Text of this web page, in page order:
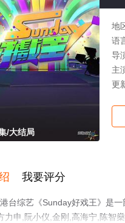
/大结局
地
语
导
主
更
我要评分
台综艺《Sunday好戏王》是
力申,阮小仪,金刚,高海宁,陈智